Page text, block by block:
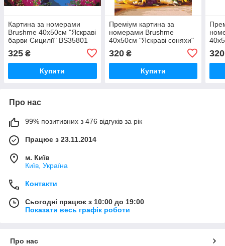
Картина за номерами
Brushme 40x50см "Яскраві
барви Сицилії" BS35801
325 ₴
Купити
Преміум картина за
номерами Brushme
40x50см "Яскраві соняхи"
320₴
Купити
320
Про нас
99% позитивних з 476 відгуків за рік
Працює з 23.11.2014
м. Київ
Київ, Україна
Контакти
Сьогодні працює з 10:00 до 19:00
Показати весь графік роботи
Про нас